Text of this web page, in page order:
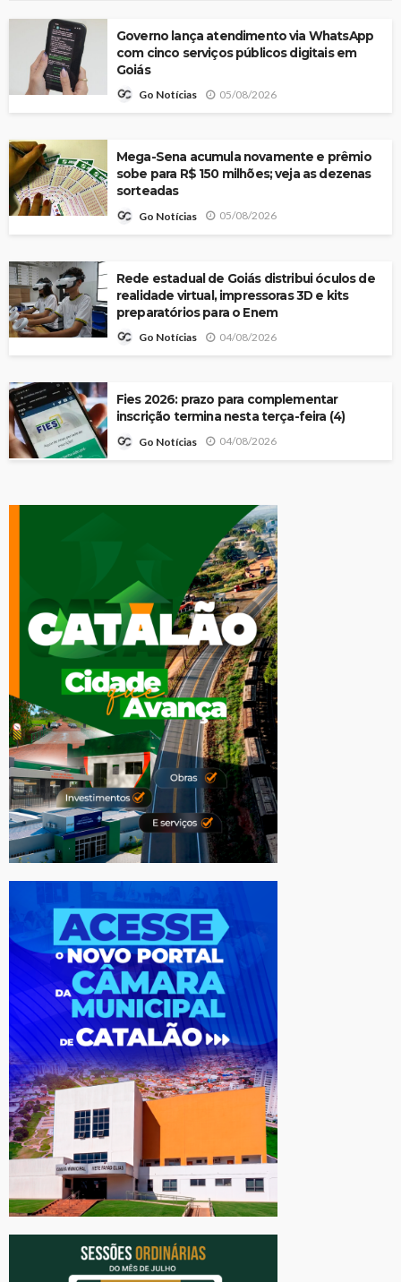
Governo lança atendimento via WhatsApp
com cinco serviços públicos digitais em
Goiás
Go Notícias 05/08/2026
Mega-Sena acumula novamente e prêmio
sobe para R$ 150 milhões; veja as dezenas
sorteadas
Go Notícias 05/08/2026
Rede estadual de Goiás distribui óculos de
realidade virtual, impressoras 3D e kits
preparatórios para o Enem
Go Notícias 04/08/2026
Fies 2026: prazo para complementar
inscrição termina nesta terça-feira (4)
Go Notícias 04/08/2026